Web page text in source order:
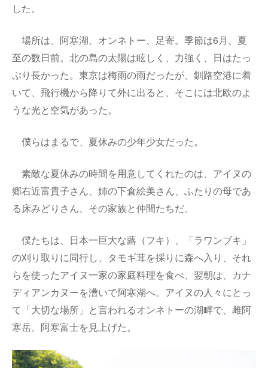
した。
場所は、阿寒湖、オンネトー、足寄。季節は6月、夏
至の数日前。北の島の太陽は眩しく、力強く、日はたっ
ぷり長かった。東京は梅雨の雨だったが、釧路空港に着
いて、飛行機から降りて外に出ると、そこには北欧のよ
うな光と空気があった。
僕らはまるで、夏休みの少年少女だった。
素敵な夏休みの時間を用意してくれたのは、アイヌの
郷右近富貴子さん、姉の下倉絵美さん、ふたりの母であ
る床みどりさん、その家族と仲間たちだ。
僕たちは、日本一巨大な蕗（フキ）、「ラワンブキ」
の刈り取りに同行し、タモギ茸を採りに森へ入り、それ
らを使ったアイヌ一家の家庭料理を食べ、翌朝は、カナ
ディアンカヌーを漕いで阿寒湖へ。アイヌの人々にとっ
て「大切な場所」と言われるオンネトーの湖畔で、雌阿
寒岳、阿寒富士を見上げた。